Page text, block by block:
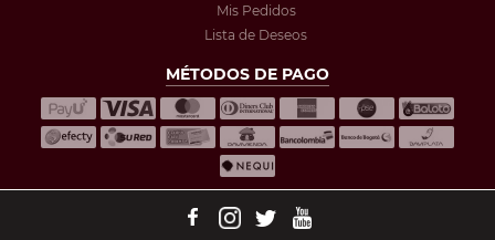
Mis Pedidos
Lista de Deseos
MÉTODOS DE PAGO